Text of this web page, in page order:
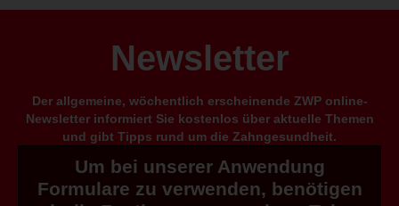
Newsletter
Der allgemeine, wöchentlich erscheinende ZWP online-
Newsletter informiert Sie kostenlos über aktuelle Themen
und gibt Tipps rund um die Zahngesundheit.
Um bei unserer Anwendung
Formulare zu verwenden, benötigen